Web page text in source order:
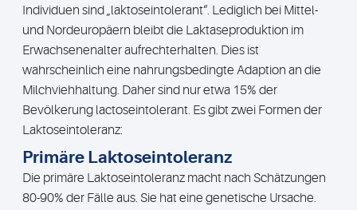
Individuen sind „laktoseintolerant“. Lediglich bei Mittel-
und Nordeuropäern bleibt die Laktaseproduktion im
Erwachsenenalter aufrechterhalten. Dies ist
wahrscheinlich eine nahrungsbedingte Adaption an die
Milchviehhaltung. Daher sind nur etwa 15% der
Bevölkerung lactoseintolerant. Es gibt zwei Formen der
Laktoseintoleranz:
Primäre Laktoseintoleranz
Die primäre Laktoseintoleranz macht nach Schätzungen
80-90% der Fälle aus. Sie hat eine genetische Ursache.